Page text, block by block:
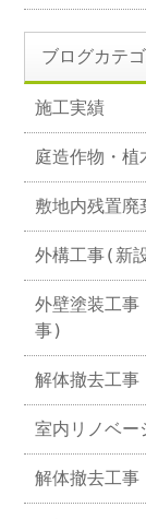
ブログカテ
施工実績
庭造作物・植
敷地内残置廃
外構工事(新
外壁塗装工
事)
解体撤去工事
室内リノベー
解体撤去工事